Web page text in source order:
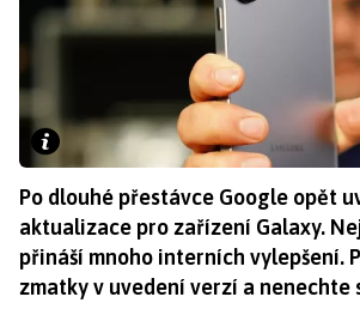
Po dlouhé přestávce Google opět
aktualizace pro zařízení Galaxy.
přináší mnoho interních vylepšení.
zmatky v uvedení verzí a nenechte